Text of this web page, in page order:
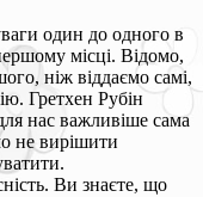
один до одного в
місці. Відомо,
ніж віддаємо самі,
Гретхен Рубін
нас важливіше сама
не вирішити
Ви знаєте, що